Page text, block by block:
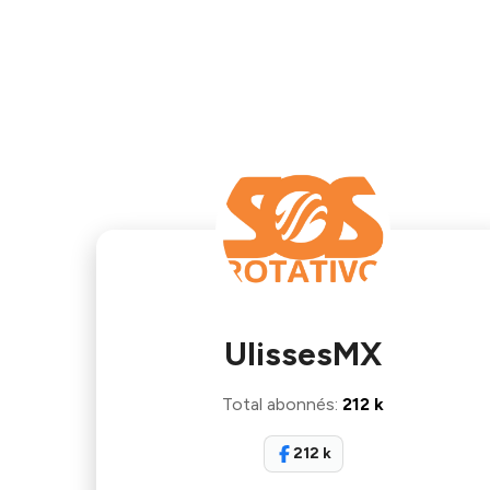
UlissesMX
Total abonnés: 212 k
212 k